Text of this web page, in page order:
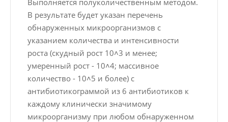
Выполняется полуколичественным методом.
В результате будет указан перечень
обнаруженных микроорганизмов с
указанием количества и интенсивности
роста (скудный рост 10˄3 и менее;
умеренный рост - 10˄4; массивное
количество - 10˄5 и более) с
антибиотикограммой из 6 антибиотиков к
каждому клинически значимому
микроорганизму при любом обнаруженном